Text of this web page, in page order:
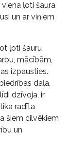
viena ļoti šaura
un ar viņiem
ļoti šauru
mācībām,
izpausties.
daļa,
dzīvoja, ir
radīta
šiem cilvēkiem
un